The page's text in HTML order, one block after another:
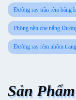
Đường ray trần rèm bằng
Phông nền che nắng
Đường ray rèm nhôm
Sản